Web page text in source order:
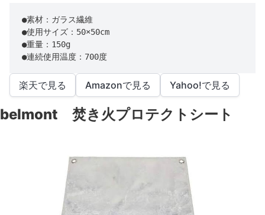
●素材：ガラス繊維
●使用サイズ：50×50cm
●重量：150g
●連続使用温度：700度
楽天で見る Amazonで見る Yahoo!で見る
belmont 焚き火プロテクトシート